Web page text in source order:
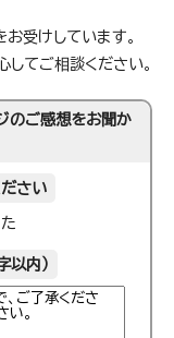
受けしています。
てご相談ください。
のご感想をお聞か
さい
以内）